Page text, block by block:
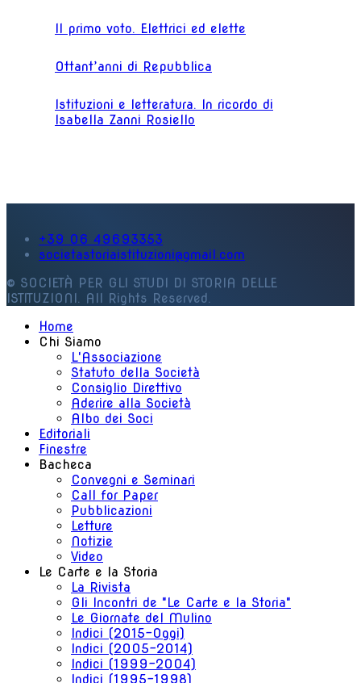
Il primo voto. Elettrici ed elette
Ottant’anni di Repubblica
Istituzioni e letteratura. In ricordo di
Isabella Zanni Rosiello
+39 06 49693353
societastoriaistituzioni@gmail.com
© SOCIETÀ PER GLI STUDI DI STORIA DELLE
ISTITUZIONI. All Rights Reserved.
Home
Chi Siamo
L'Associazione
Statuto della Società
Consiglio Direttivo
Aderire alla Società
Albo dei Soci
Editoriali
Finestre
Bacheca
Convegni e Seminari
Call for Paper
Pubblicazioni
Letture
Notizie
Video
Le Carte e la Storia
La Rivista
Gli Incontri de "Le Carte e la Storia"
Le Giornate del Mulino
Indici (2015-Oggi)
Indici (2005-2014)
Indici (1999-2004)
Indici (1995-1998)